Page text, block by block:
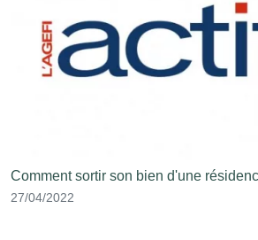
Comment sortir son bien d'une
27/04/2022